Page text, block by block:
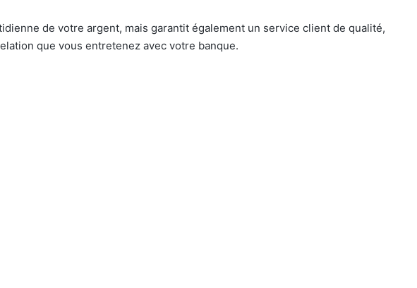
de votre argent, mais garantit également un service client de qualité,
que vous entretenez avec votre banque.